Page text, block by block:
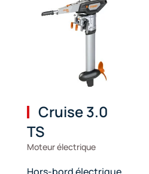
Cruise 3.0
TS
Moteur électrique